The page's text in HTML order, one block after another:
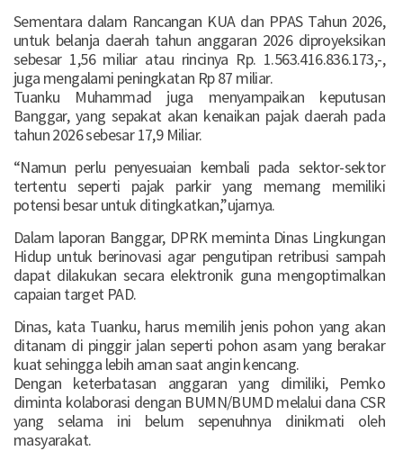
Sementara dalam Rancangan KUA dan PPAS Tahun 2026,
untuk belanja daerah tahun anggaran 2026 diproyeksikan
sebesar 1,56 miliar atau rincinya Rp. 1.563.416.836.173,-,
juga mengalami peningkatan Rp 87 miliar.
Tuanku Muhammad juga menyampaikan keputusan
Banggar, yang sepakat akan kenaikan pajak daerah pada
tahun 2026 sebesar 17,9 Miliar.
“Namun perlu penyesuaian kembali pada sektor-sektor
tertentu seperti pajak parkir yang memang memiliki
potensi besar untuk ditingkatkan,”ujarnya.
Dalam laporan Banggar, DPRK meminta Dinas Lingkungan
Hidup untuk berinovasi agar pengutipan retribusi sampah
dapat dilakukan secara elektronik guna mengoptimalkan
capaian target PAD.
Dinas, kata Tuanku, harus memilih jenis pohon yang akan
ditanam di pinggir jalan seperti pohon asam yang berakar
kuat sehingga lebih aman saat angin kencang.
Dengan keterbatasan anggaran yang dimiliki, Pemko
diminta kolaborasi dengan BUMN/BUMD melalui dana CSR
yang selama ini belum sepenuhnya dinikmati oleh
masyarakat.